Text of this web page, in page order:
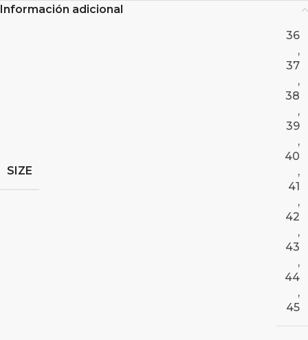
Información adicional
SIZE
36
,
37
,
38
,
39
,
40
,
41
,
42
,
43
,
44
,
45